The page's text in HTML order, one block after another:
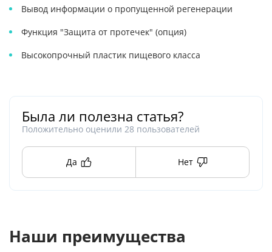
Вывод информации о пропущенной регенерации
Функция "Защита от протечек" (опция)
Высокопрочный пластик пищевого класса
Была ли полезна статья?
Положительно оценили 28 пользователей
Да Нет
Наши преимущества